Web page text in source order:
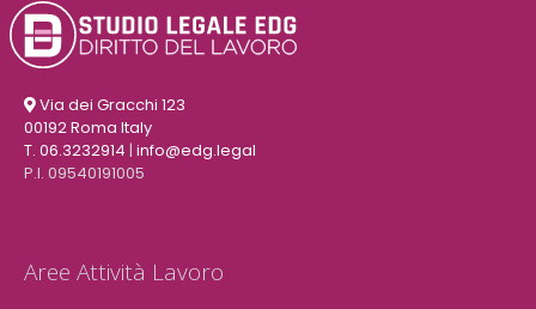
Via dei Gracchi 123
00192 Roma Italy
T. 06.3232914 | info@edg.legal
P.I. 09540191005
Aree Attività Lavoro